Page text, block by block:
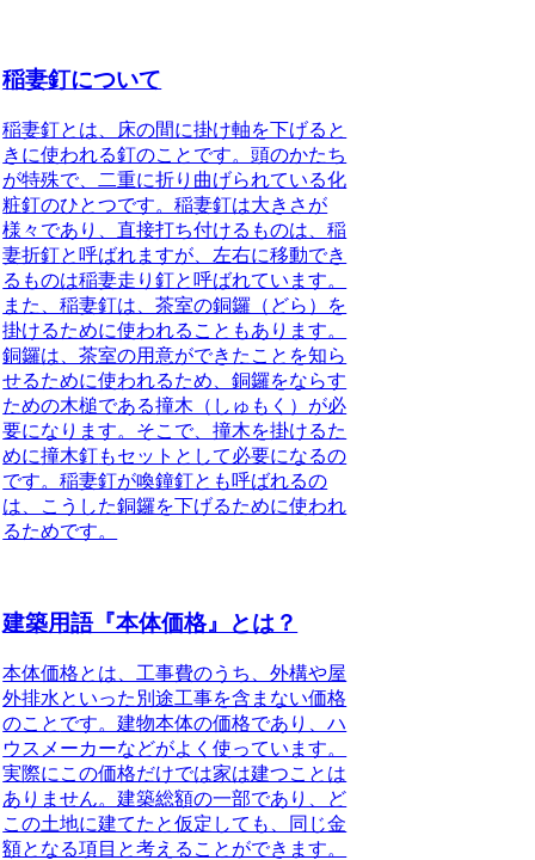
稲妻釘について
稲妻釘とは 、床の間に掛け軸を下げると
きに使われる釘のことです。頭のかたち
が特殊で、二重に折り曲げられている化
粧釘のひとつです。稲妻釘は大きさが
様々であり、直接打ち付けるものは、稲
妻折釘と呼ばれますが、左右に移動でき
るものは稲妻走り釘と呼ばれています。
また、稲妻釘は、茶室の銅鑼（どら）を
掛けるために使われることもあります。
銅鑼は、茶室の用意ができたことを知ら
せるために使われるため、銅鑼をならす
ための木槌である撞木（しゅもく） が必
要になります。そこで、撞木を掛けるた
めに撞木釘もセットとして必要になるの
です。稲妻釘が喚鐘釘とも呼ばれるの
は、こうした銅鑼を下げるために使われ
るためです。
建築用語『本体価格』とは？
本体価格とは、工事費のうち、外構や屋
外排水といった別途工事を含まない価格
のこと です。建物本体の価格であり、ハ
ウスメーカーなどがよく使っています。
実際にこの価格だけでは家は建つことは
ありません。建築総額の一部であり、ど
この土地に建てたと仮定しても、同じ金
額となる項目と考えることができます。